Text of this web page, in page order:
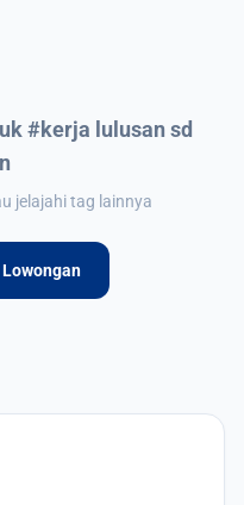
#kerja lulusan sd
jelajahi tag lainnya